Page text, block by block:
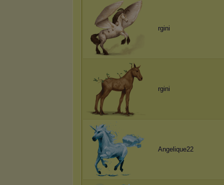
rgini
rgini
Angelique22